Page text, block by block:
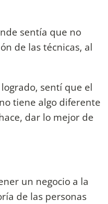
sentía que no
de las técnicas, al
sentí que el
tiene algo diferente
dar lo mejor de
un negocio a la
de las personas